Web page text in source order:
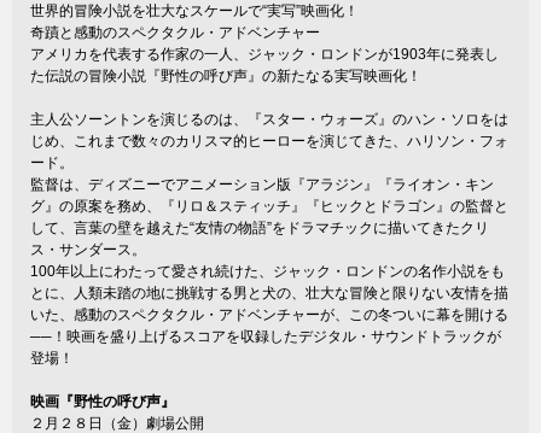
世界的冒険小説を壮大なスケールで“実写”映画化！
奇蹟と感動のスペクタクル・アドベンチャー
アメリカを代表する作家の一人、ジャック・ロンドンが1903年に発表し
た伝説の冒険小説『野性の呼び声』の新たなる実写映画化！
主人公ソーントンを演じるのは、『スター・ウォーズ』のハン・ソロをは
じめ、これまで数々のカリスマ的ヒーローを演じてきた、ハリソン・フォ
ード。
監督は、ディズニーでアニメーション版『アラジン』『ライオン・キン
グ』の原案を務め、『リロ＆スティッチ』『ヒックとドラゴン』の監督と
して、言葉の壁を越えた“友情の物語”をドラマチックに描いてきたクリ
ス・サンダース。
100年以上にわたって愛され続けた、ジャック・ロンドンの名作小説をも
とに、人類未踏の地に挑戦する男と犬の、壮大な冒険と限りない友情を描
いた、感動のスペクタクル・アドベンチャーが、この冬ついに幕を開ける
──！映画を盛り上げるスコアを収録したデジタル・サウンドトラックが
登場！
映画『野性の呼び声』
２月２８日（金）劇場公開